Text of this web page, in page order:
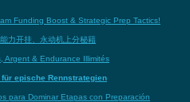
Funding Boost & Strategic Prep Tactics!
力开挂、永动机上分秘籍
Argent & Endurance Illimités
epische Rennstrategien
para Dominar Etapas con Preparación